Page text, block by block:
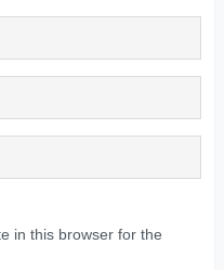
in this browser for the